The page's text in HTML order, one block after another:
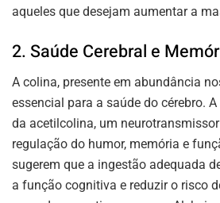
aqueles que desejam aumentar a
2. Saúde Cerebral e
A colina, presente em abundância
essencial para a saúde do cérebro.
da acetilcolina, um
regulação do humor, memória e
sugerem que a ingestão adequada
a função cognitiva e reduzir o risco